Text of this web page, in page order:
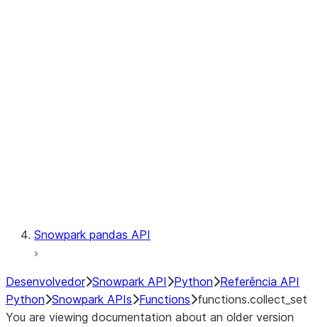
Snowpark pandas API
Desenvolvedor Snowpark API Python Referência API
Python Snowpark APIs Functions functions.collect_set
You are viewing documentation about an older version